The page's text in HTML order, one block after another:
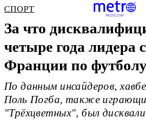
СПОРТ
За что
четыре года лидера
Франции по
По данным инсайдеров,
Поль Погба, также
"Трёхцветных", был